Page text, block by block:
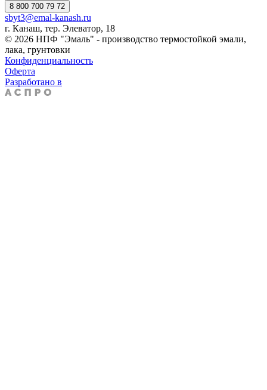
8 800 700 79 72
sbyt3@emal-kanash.ru
г. Канаш, тер. Элеватор, 18
© 2026 НПФ "Эмаль" - производство термостойкой эмали,
лака, грунтовки
Конфиденциальность
Оферта
Разработано в